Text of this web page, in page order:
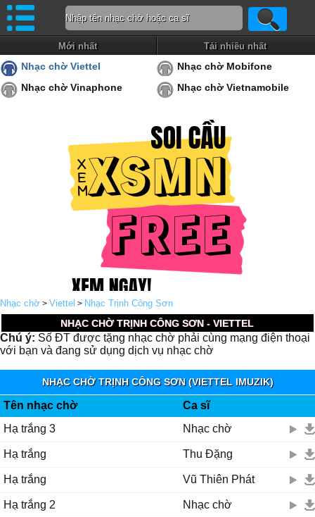
Mới nhất Tải nhiều nhất
Nhạc chờ Viettel
Nhạc chờ Mobifone
Nhạc chờ Vinaphone
Nhạc chờ Vietnamobile
Nhạc chờ > Viettel > Nhạc Trịnh Công Sơn
NHẠC CHỜ TRỊNH CÔNG SƠN - VIETTEL
Chú ý: Số ĐT được tặng nhạc chờ phải cùng mạng điện thoại
với bạn và đang sử dụng dịch vụ nhạc chờ
NHẠC CHỜ TRỊNH CÔNG SƠN (VIETTEL IMUZIK)
Tên nhạc chờ
Ca sĩ
Hạ trắng 3
Nhạc chờ
Hạ trắng Thu Đặng
Hạ trắng Vũ Thiên Phát
Hạ trắng 2 Nhạc chờ